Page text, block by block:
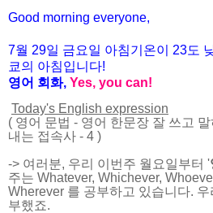
Good morning everyone,
7월 29일 금요일 아침기온이 23도
쿄의 아침입니다!
영어 회화, Yes, you can!
Today's English expression
( 영어 문법 - 영어 한문장 잘 쓰고 말
내는 접속사 - 4 )
-> 여러분, 우리 이번주 월요일부터 '
주는 Whatever, Whichever,
Wherever 를 공부하고 있습니다.
부했죠.